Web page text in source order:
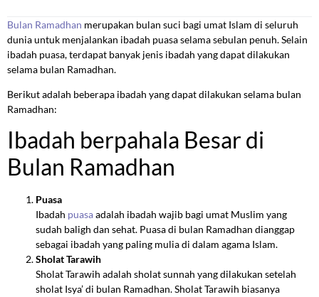
Bulan Ramadhan merupakan bulan suci bagi umat Islam di seluruh
dunia untuk menjalankan ibadah puasa selama sebulan penuh. Selain
ibadah puasa, terdapat banyak jenis ibadah yang dapat dilakukan
selama bulan Ramadhan.
Berikut adalah beberapa ibadah yang dapat dilakukan selama bulan
Ramadhan:
Ibadah berpahala Besar di
Bulan Ramadhan
Puasa
Ibadah puasaadalah ibadah wajib bagi umat Muslim yang
sudah baligh dan sehat. Puasa di bulan Ramadhan dianggap
sebagai ibadah yang paling mulia di dalam agama Islam.
Sholat Tarawih
Sholat Tarawih adalah sholat sunnah yang dilakukan setelah
sholat Isya’ di bulan Ramadhan. Sholat Tarawih biasanya